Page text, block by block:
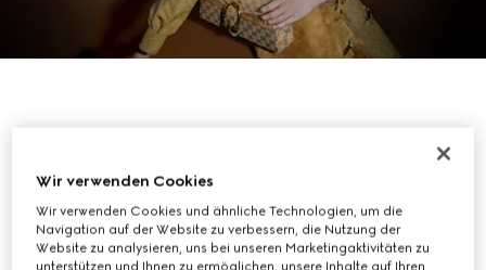
KAUFEN
Wir verwenden Cookies
Wir verwenden Cookies und ähnliche Technologien, um die
Navigation auf der Website zu verbessern, die Nutzung der
Website zu analysieren, uns bei unseren Marketingaktivitäten zu
unterstützen und Ihnen zu ermöglichen, unsere Inhalte auf Ihren